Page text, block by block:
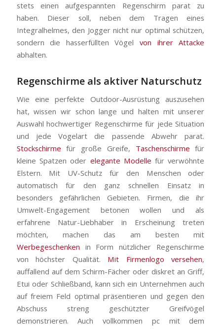
stets einen aufgespannten Regenschirm parat zu
haben. Dieser soll, neben dem Tragen eines
Integralhelmes, den Jogger nicht nur optimal schützen,
sondern die hasserfüllten Vögelvon ihrer Attacke
abhalten.
Regenschirme als aktiver Naturschutz
Wie eine perfekte Outdoor-Ausrüstung auszusehen
hat, wissen wir schon lange und halten mit unserer
Auswahl hochwertiger Regenschirme für jede Situation
und jede Vogelart die passende Abwehr parat.
Stockschirme für große Greife, Taschenschirme für
kleine Spatzen oder elegante Modelle für verwöhnte
Elstern. Mit UV-Schutz für den Menschen oder
automatisch für den ganz schnellen Einsatz in
besonders gefährlichen Gebieten. Firmen, die ihr
Umwelt-Engagement betonen wollen und als
erfahrene Natur-Liebhaber in Erscheinung treten
möchten, machen das am besten mit
Werbegeschenken in Form nützlicher Regenschirme
von höchster Qualität. Mit Firmenlogo versehen,
auffallend auf dem Schirm-Fächer oder diskret an Griff,
Etui oder Schließband, kann sich ein Unternehmen auch
auf freiem Feld optimal präsentieren und gegen den
Abschuss streng geschützter Greifvögel
demonstrieren. Auch vollkommen pc mit dem